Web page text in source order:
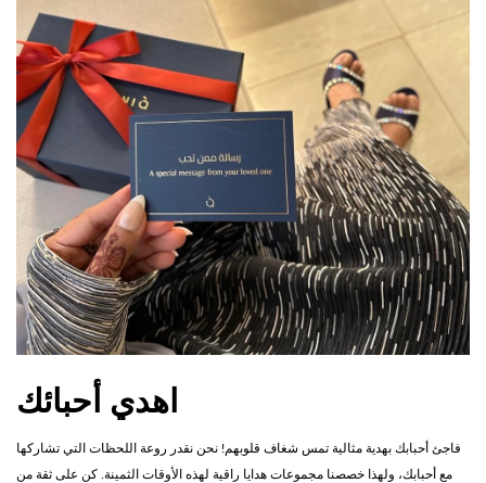
اهدي أحبائك
فاجئ أحبابك بهدية مثالية تمس شغاف قلوبهم! نحن نقدر روعة اللحظات التي تشاركها
مع أحبابك، ولهذا خصصنا مجموعات هدايا راقية لهذه الأوقات الثمينة. كن على ثقة من